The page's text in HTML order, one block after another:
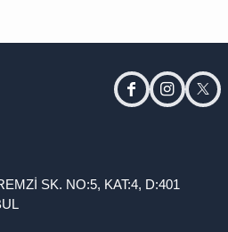
facebookinstagram
SK. NO:5, KAT:4, D:401